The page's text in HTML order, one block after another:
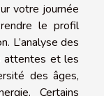
votre journée
le profil
L’analyse des
attentes et les
des âges,
Certains